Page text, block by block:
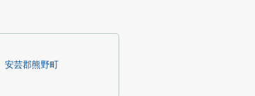
安芸郡熊野町